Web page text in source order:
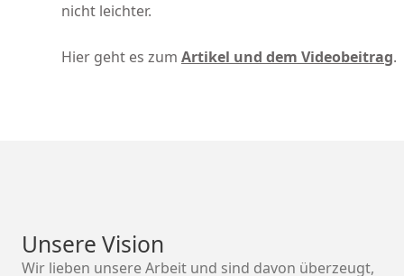
nicht leichter.
Hier geht es zum Artikel und dem Videobeitrag.
Unsere Vision
Wir lieben unsere Arbeit und sind davon überzeugt,